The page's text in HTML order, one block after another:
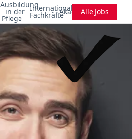
Ausbildung
in der
Pflege
Internationale
FachkräfteAkademieAlle Jobs